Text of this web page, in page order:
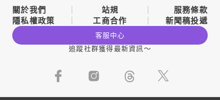
關於我們 站規
服務條款
隱私權政策
工商合作 新聞稿投遞
客服中心
追蹤社群獲得最新資訊～